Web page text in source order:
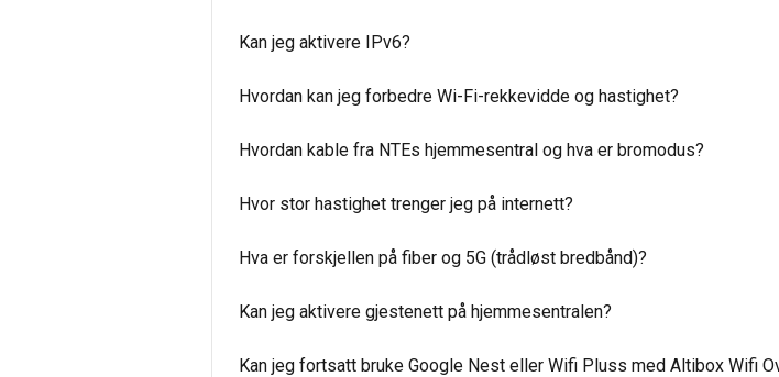
Kan jeg aktivere IPv6?
Hvordan kan jeg forbedre Wi-Fi-rekkevidde og hastighet?
Hvordan kable fra NTEs hjemmesentral og hva er bromodus?
Hvor stor hastighet trenger jeg på internett?
Hva er forskjellen på fiber og 5G (trådløst bredbånd)?
Kan jeg aktivere gjestenett på hjemmesentralen?
Kan jeg fortsatt bruke Google Nest eller Wifi Pluss med Altibox Wifi